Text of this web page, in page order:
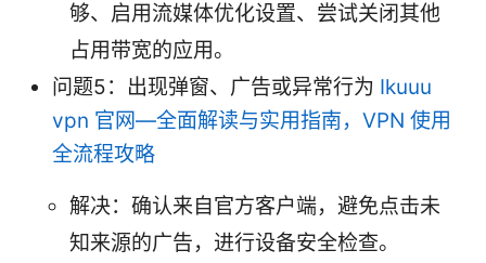
够、启用流媒体优化设置、尝试关闭其他
占用带宽的应用。
问题5：出现弹窗、广告或异常行为 Ikuuu
vpn 官网—全面解读与实用指南，VPN 使用
全流程攻略
解决：确认来自官方客户端，避免点击未
知来源的广告，进行设备安全检查。